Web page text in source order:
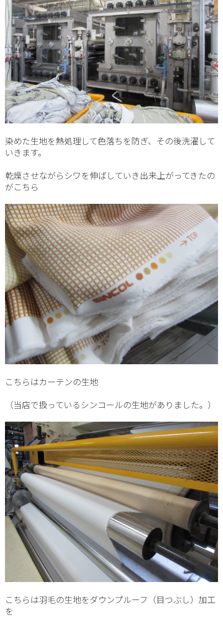
染めた生地を熱処理して色落ちを防ぎ、その後洗濯して
いきます。
乾燥させながらシワを伸ばしていき出来上がってきたの
がこちら
こちらはカーテンの生地
（当店で扱っているシンコールの生地がありました。）
こちらは羽毛の生地をダウンプルーフ（目つぶし）加工
を